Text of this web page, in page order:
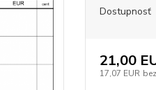
Dostupnosť
21,00
17,07 EUR